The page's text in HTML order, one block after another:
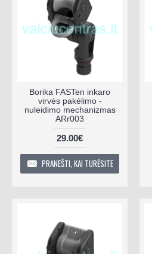
Borika FASTen inkaro
virvės pakėlimo -
nuleidimo mechanizmas
ARr003
29.00€
PRANEŠTI, KAI TURĖSITE